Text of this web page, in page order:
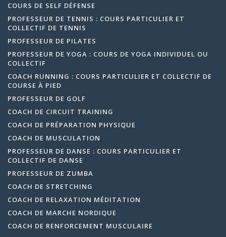
COURS DE SELF DÉFENSE
PROFESSEUR DE TENNIS : COURS PARTICULIER ET
COLLECTIF DE TENNIS
PROFESSEUR DE PILATES
PROFESSEUR DE YOGA : COURS DE YOGA INDIVIDUEL OU
COLLECTIF
COACH RUNNING : COURS PARTICULIER ET COLLECTIF DE
COURSE À PIED
PROFESSEUR DE GOLF
COACH DE CIRCUIT TRAINING
COACH DE PRÉPARATION PHYSIQUE
COACH DE MUSCULATION
PROFESSEUR DE DANSE : COURS PARTICULIER ET
COLLECTIF DE DANSE
PROFESSEUR DE ZUMBA
COACH DE STRETCHING
COACH DE RELAXATION MÉDITATION
COACH DE MARCHE NORDIQUE
COACH DE RENFORCEMENT MUSCULAIRE